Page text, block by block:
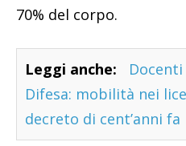
70% del corpo.
Leggi anche:
Difesa: mobilità nei
decreto di cent’anni fa